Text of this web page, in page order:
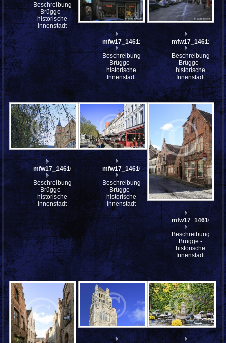
Beschreibung:
Brügge -
historische
Innenstadt
mfw17_146113
Beschreibung:
Brügge -
historische
Innenstadt
mfw17_146112
Beschreibung:
Brügge -
historische
Innenstadt
mfw17_146106st
Beschreibung:
Brügge -
historische
Innenstadt
mfw17_146104
Beschreibung:
Brügge -
historische
Innenstadt
mfw17_146103
Beschreibung:
Brügge -
historische
Innenstadt